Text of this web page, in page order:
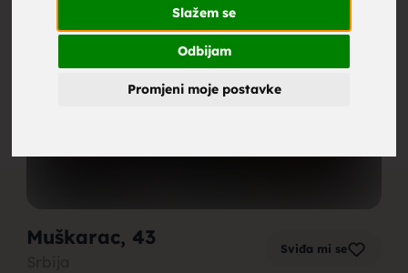
Slažem se
Odbijam
Promjeni moje postavke
Muškarac, 43 Sviđa mi se
zene za
brak,